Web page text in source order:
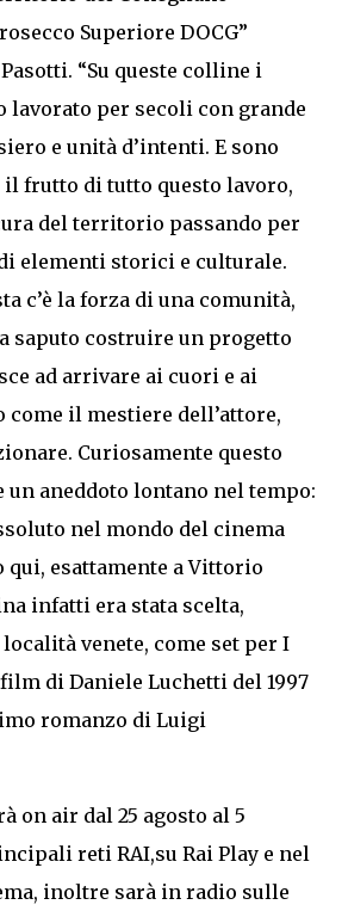
Superiore DOCG”
“Su queste colline i
per secoli con grande
e unità d’intenti. E sono
il frutto di tutto questo lavoro,
del territorio passando per
elementi storici e culturale.
c’è la forza di una comunità,
saputo costruire un progetto
ad arrivare ai cuori e ai
come il mestiere dell’attore,
Curiosamente questo
un aneddoto lontano nel tempo:
nel mondo del cinema
esattamente a Vittorio
infatti era stata scelta,
venete, come set per I
di Daniele Luchetti del 1997
romanzo di Luigi
on air dal 25 agosto al 5
reti RAI,su Rai Play e nel
inoltre sarà in radio sulle